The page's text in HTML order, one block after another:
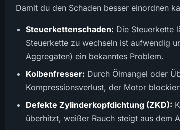
Damit du den Schaden besser einordnen
Steuerkettenschaden: Die Steuerkette
Steuerkette zu wechseln ist aufwendig
Aggregaten) ein bekanntes Problem.
Kolbenfresser: Durch Ölmangel oder
Kompressionsverlust, der Motor
Defekte Zylinderkopfdichtung (ZKD):
überhitzt, weißer Rauch steigt aus dem